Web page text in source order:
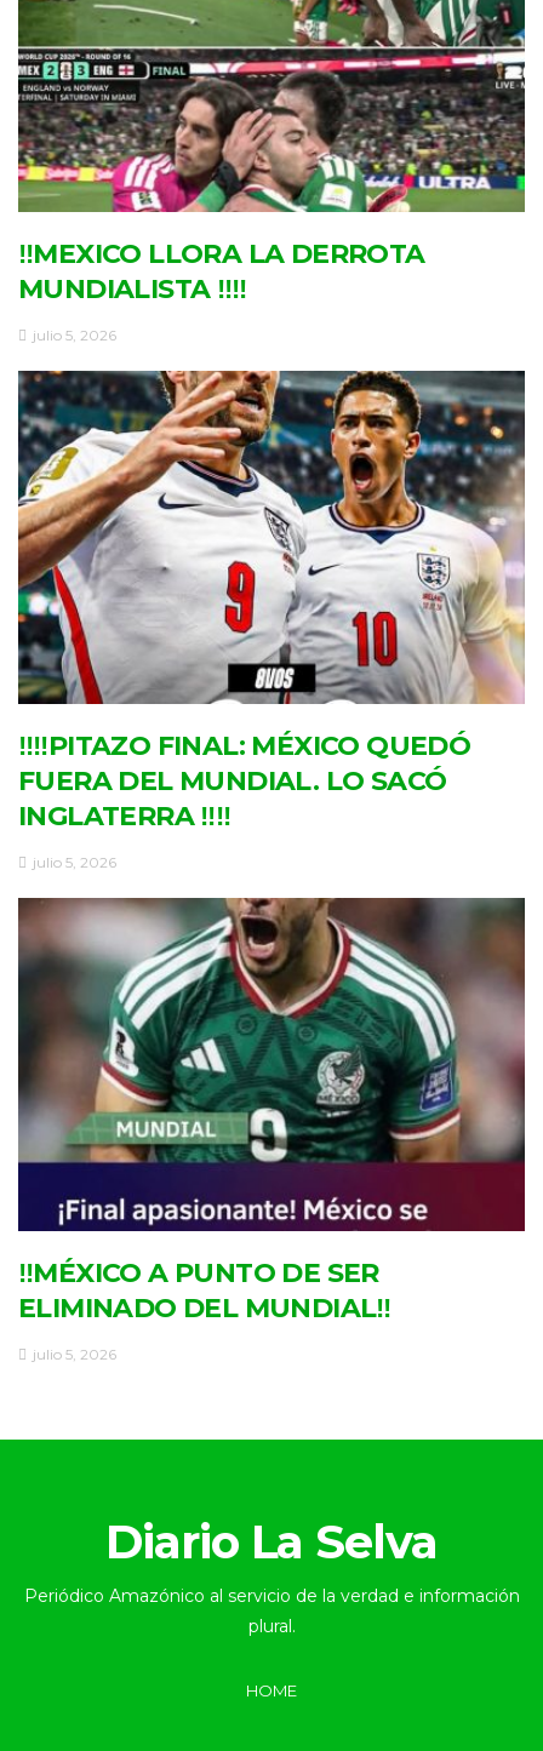
‼MEXICO LLORA LA DERROTA
MUNDIALISTA ‼‼
julio 5, 2026
‼‼PITAZO FINAL: MÉXICO QUEDÓ
FUERA DEL MUNDIAL. LO SACÓ
INGLATERRA ‼‼
julio 5, 2026
‼MÉXICO A PUNTO DE SER
ELIMINADO DEL MUNDIAL‼
julio 5, 2026
Diario La Selva
Periódico Amazónico al servicio de la verdad e información
plural.
HOME